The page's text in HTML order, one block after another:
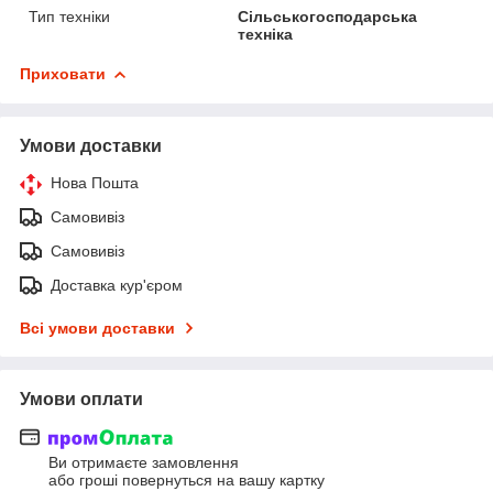
Тип техніки
Сільськогосподарська
техніка
Приховати
Умови доставки
Нова Пошта
Самовивіз
Самовивіз
Доставка кур'єром
Всі умови доставки
Умови оплати
Ви отримаєте замовлення
або гроші повернуться на вашу картку